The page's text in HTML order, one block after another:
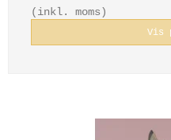
(inkl. moms)
Vis